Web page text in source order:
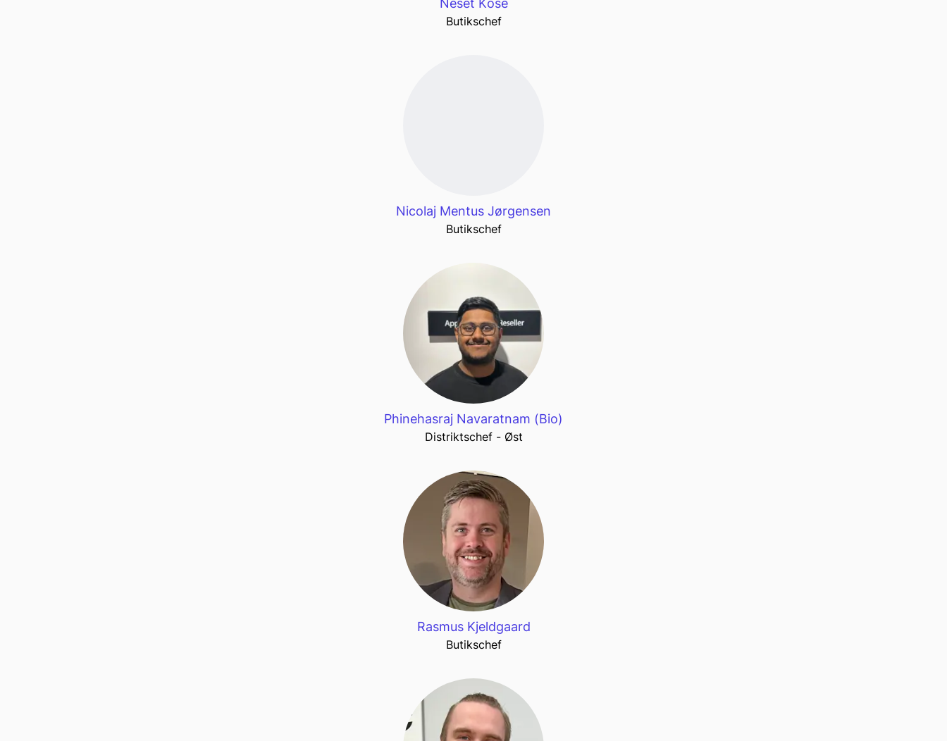
Neset Köse
Butikschef
Nicolaj Mentus Jørgensen
Butikschef
Phinehasraj Navaratnam (Bio)
Distriktschef - Øst
Rasmus Kjeldgaard
Butikschef